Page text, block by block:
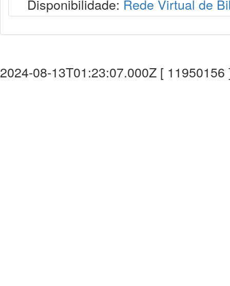
Disponibilidade: Rede Virtual de
2024-08-13T01:23:07.000Z [ 11950156